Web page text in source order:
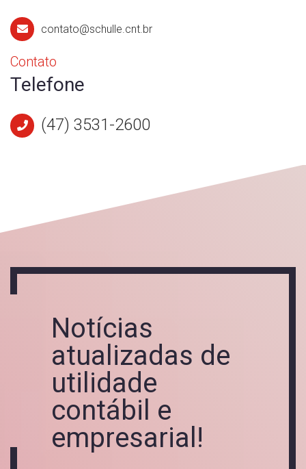
contato@schulle.cnt.br
Contato
Telefone
(47) 3531-2600
Notícias
atualizadas de
utilidade
contábil e
empresarial!